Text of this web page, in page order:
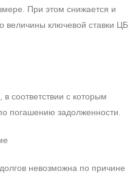
При этом снижается и
величины ключевой ставки ЦБ
соответствии с которым
погашению задолженности.
невозможна по причине